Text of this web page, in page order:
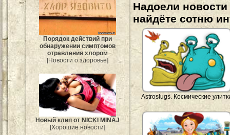
Порядок действий при
обнаружении симптомов
отравления хлором
[Новости о здоровье]
Новый клип от NICKI MINAJ
[Хорошие новости]
Надоели
найдёте сотню
Astroslugs. Космические